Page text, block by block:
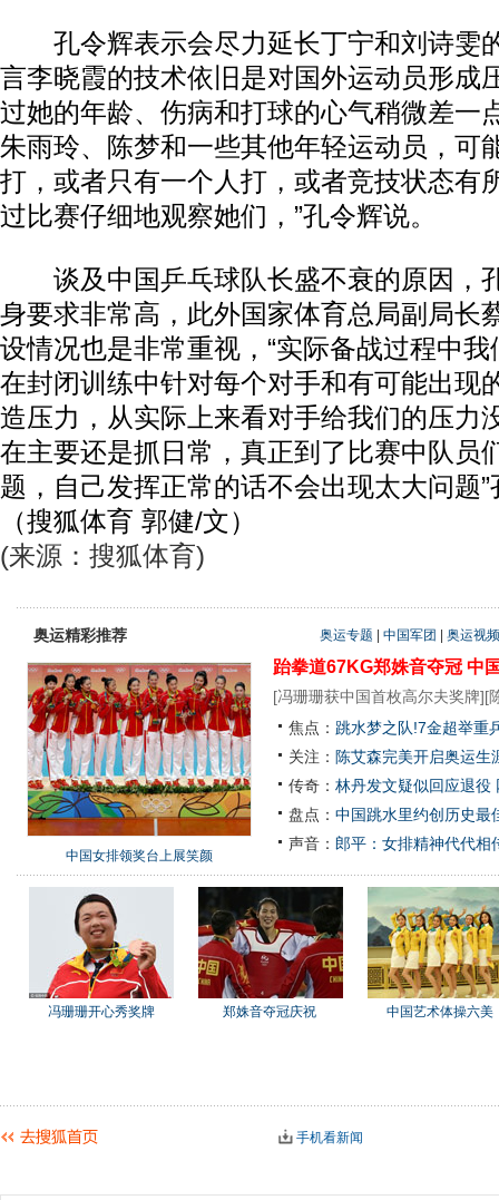
孔令辉表示会尽力延长丁宁和刘诗雯
言李晓霞的技术依旧是对国外运动员形成
过她的年龄、伤病和打球的心气稍微差一
朱雨玲、陈梦和一些其他年轻运动员，可
打，或者只有一个人打，或者竞技状态有
过比赛仔细地观察她们，”孔令辉说。
谈及中国乒乓球队长盛不衰的原因，
身要求非常高，此外国家体育总局副局长
设情况也是非常重视，“实际备战过程中
在封闭训练中针对每个对手和有可能出现
造压力，从实际上来看对手给我们的压力
在主要还是抓日常，真正到了比赛中队员
题，自己发挥正常的话不会出现太大问题
（搜狐体育 郭健/文）
(来源：搜狐体育)
奥运精彩推荐 奥运专题 中国军团 奥运视频
中国女排领奖台上展笑颜
跆拳道67KG郑姝音夺冠 中
[冯珊珊获中国首枚高尔夫奖牌][
焦点： 跳水梦之队!7金超举重
关注： 陈艾森完美开启奥运
传奇： 林丹发文疑似回应退役
盘点： 中国跳水里约创历史最
声音： 郎平：女排精神代代相
冯珊珊开心秀奖牌 郑姝音夺冠庆祝 中国艺术体操六美
手机看新闻